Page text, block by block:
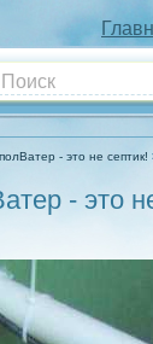
- это не септик!
- это